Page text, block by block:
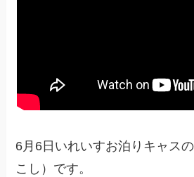
6月6日いれいすお泊りキャス
こし）です。